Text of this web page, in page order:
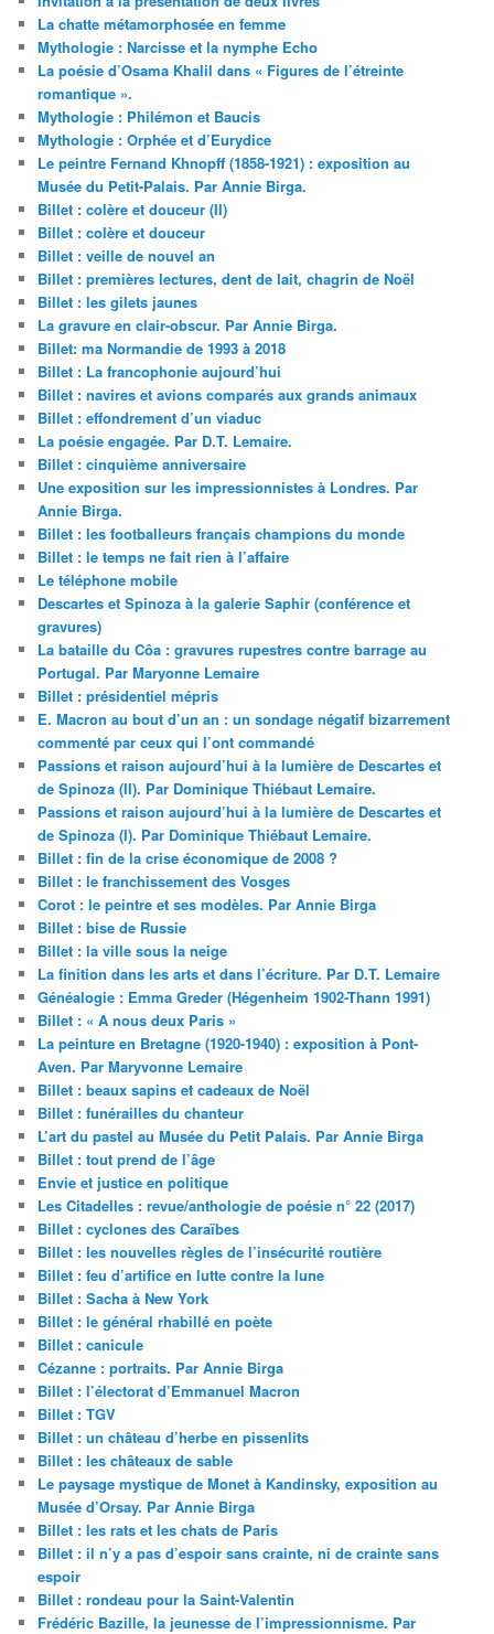
La chatte métamorphosée en femme
Mythologie : Narcisse et la nymphe Echo
La poésie d’Osama Khalil dans « Figures de l’étreinte
romantique ».
Mythologie : Philémon et Baucis
Mythologie : Orphée et d’Eurydice
Le peintre Fernand Khnopff (1858-1921) : exposition au
Musée du Petit-Palais. Par Annie Birga.
Billet : colère et douceur (II)
Billet : colère et douceur
Billet : veille de nouvel an
Billet : premières lectures, dent de lait, chagrin de Noël
Billet : les gilets jaunes
La gravure en clair-obscur. Par Annie Birga.
Billet: ma Normandie de 1993 à 2018
Billet : La francophonie aujourd’hui
Billet : navires et avions comparés aux grands animaux
Billet : effondrement d’un viaduc
La poésie engagée. Par D.T. Lemaire.
Billet : cinquième anniversaire
Une exposition sur les impressionnistes à Londres. Par
Annie Birga.
Billet : les footballeurs français champions du monde
Billet : le temps ne fait rien à l’affaire
Le téléphone mobile
Descartes et Spinoza à la galerie Saphir (conférence et
gravures)
La bataille du Côa : gravures rupestres contre barrage au
Portugal. Par Maryonne Lemaire
Billet : présidentiel mépris
E. Macron au bout d’un an : un sondage négatif bizarrement
commenté par ceux qui l’ont commandé
Passions et raison aujourd’hui à la lumière de Descartes et
de Spinoza (II). Par Dominique Thiébaut Lemaire.
Passions et raison aujourd’hui à la lumière de Descartes et
de Spinoza (I). Par Dominique Thiébaut Lemaire.
Billet : fin de la crise économique de 2008 ?
Billet : le franchissement des Vosges
Corot : le peintre et ses modèles. Par Annie Birga
Billet : bise de Russie
Billet : la ville sous la neige
La finition dans les arts et dans l’écriture. Par D.T. Lemaire
Généalogie : Emma Greder (Hégenheim 1902-Thann 1991)
Billet : « A nous deux Paris »
La peinture en Bretagne (1920-1940) : exposition à Pont-
Aven. Par Maryvonne Lemaire
Billet : beaux sapins et cadeaux de Noël
Billet : funérailles du chanteur
L’art du pastel au Musée du Petit Palais. Par Annie Birga
Billet : tout prend de l’âge
Envie et justice en politique
Les Citadelles : revue/anthologie de poésie n° 22 (2017)
Billet : cyclones des Caraïbes
Billet : les nouvelles règles de l’insécurité routière
Billet : feu d’artifice en lutte contre la lune
Billet : Sacha à New York
Billet : le général rhabillé en poète
Billet : canicule
Cézanne : portraits. Par Annie Birga
Billet : l’électorat d’Emmanuel Macron
Billet : TGV
Billet : un château d’herbe en pissenlits
Billet : les châteaux de sable
Le paysage mystique de Monet à Kandinsky, exposition au
Musée d’Orsay. Par Annie Birga
Billet : les rats et les chats de Paris
Billet : il n’y a pas d’espoir sans crainte, ni de crainte sans
espoir
Billet : rondeau pour la Saint-Valentin
Frédéric Bazille, la jeunesse de l’impressionnisme. Par